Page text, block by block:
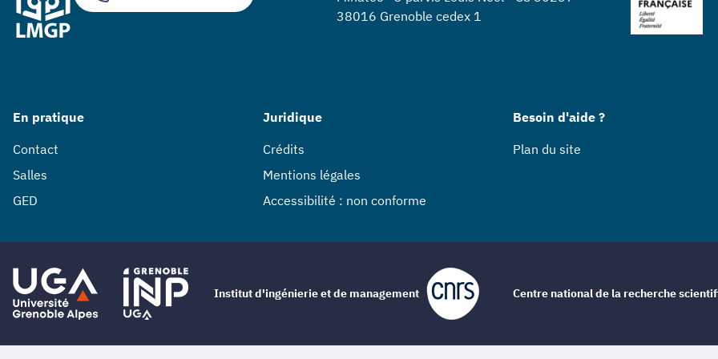
38016 Grenoble cedex 1
En pratique
Contact
Salles
GED
Juridique
Crédits
Mentions légales
Accessibilité : non conforme
Besoin d'aide ?
Plan du site
Institut d'ingénierie et de management Centre national de la recherche